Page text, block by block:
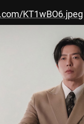
KT1wBO6.jpeg